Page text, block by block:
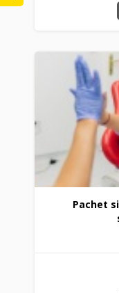
Pachet